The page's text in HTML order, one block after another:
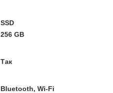
SSD
256 GB
Так
Bluetooth, Wi-Fi